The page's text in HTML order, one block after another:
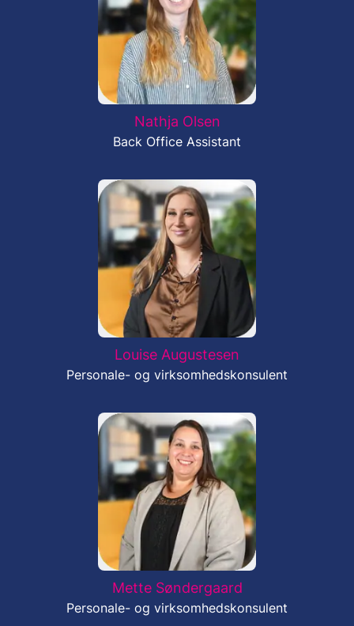
Nathja Olsen
Back Office Assistant
Louise Augustesen
Personale- og virksomhedskonsulent
Mette Søndergaard
Personale- og virksomhedskonsulent